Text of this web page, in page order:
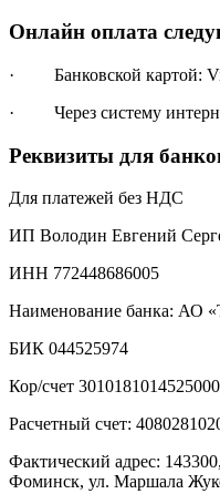
Онлайн оплата
· Банковской картой:
· Через систему
Реквизиты для
Для платежей без НДС
ИП Володин Евгений
ИНН 772448686005
Наименование банка: АО
БИК 044525974
Кор/счет
Расчетный счет:
Фактический адрес:
Фоминск, ул. Маршала